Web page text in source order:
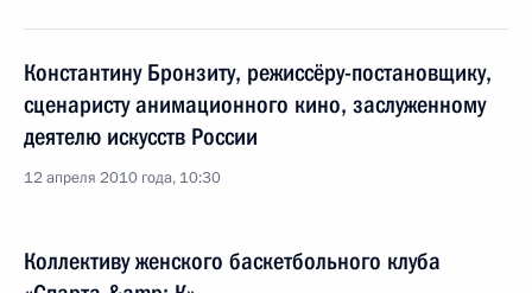
Константину Бронзиту, режиссёру-постановщику,
сценаристу анимационного кино, заслуженному
деятелю искусств России
12 апреля 2010 года, 10:30
Коллективу женского баскетбольного клуба